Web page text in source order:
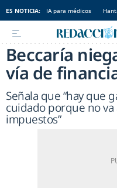
ES NOTICIA: IA para médicos
Beccaría
vía de
Señala que “hay que
cuidado porque no
impuestos”